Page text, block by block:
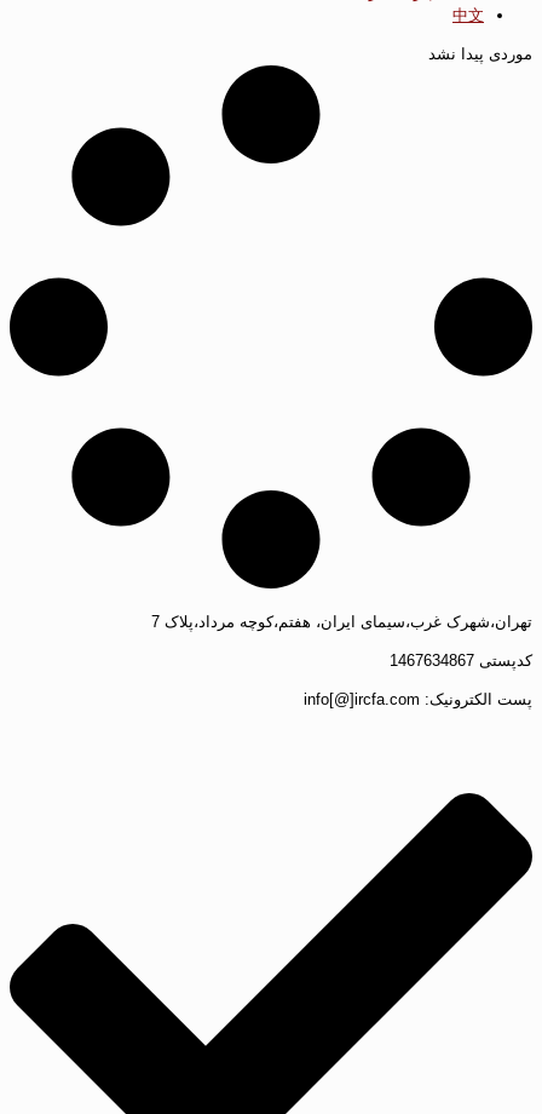
中文
موردی پیدا نشد
تهران،شهرک غرب،سیمای ایران، هفتم،کوچه مرداد،پلاک 7
کدپستی 1467634867
پست الکترونیک: info[@]ircfa.com